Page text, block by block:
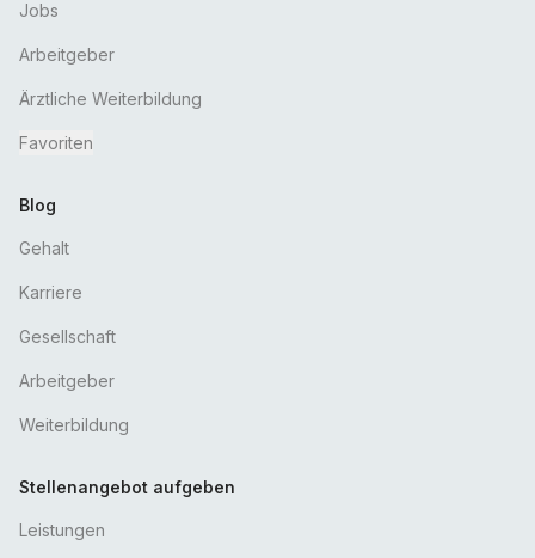
Jobs
Arbeitgeber
Ärztliche Weiterbildung
Favoriten
Blog
Gehalt
Karriere
Gesellschaft
Arbeitgeber
Weiterbildung
Stellenangebot aufgeben
Leistungen